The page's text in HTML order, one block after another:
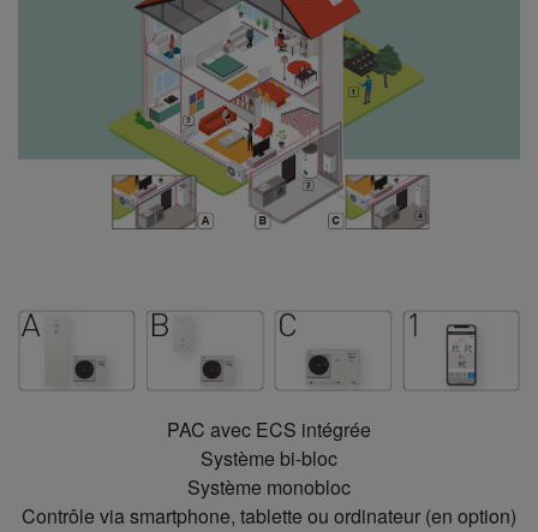
PAC avec ECS intégrée
Système bi-bloc
Système monobloc
Contrôle via smartphone, tablette ou ordinateur (en option)